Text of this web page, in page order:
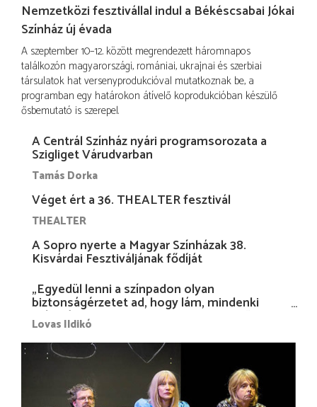
Nemzetközi fesztivállal indul a Békéscsabai Jókai
Színház új évada
A szeptember 10–12. között megrendezett háromnapos
találkozón magyarországi, romániai, ukrajnai és szerbiai
társulatok hat versenyprodukcióval mutatkoznak be, a
programban egy határokon átívelő koprodukcióban készülő
ősbemutató is szerepel.
A Centrál Színház nyári programsorozata a
Szigliget Várudvarban
Tamás Dorka
Véget ért a 36. THEALTER fesztivál
THEALTER
A Sopro nyerte a Magyar Színházak 38.
Kisvárdai Fesztiváljának fődíját
„Egyedül lenni a színpadon olyan
biztonságérzetet ad, hogy lám, mindenki
más nélkül is megvagyok magammal…”
Lovas Ildikó